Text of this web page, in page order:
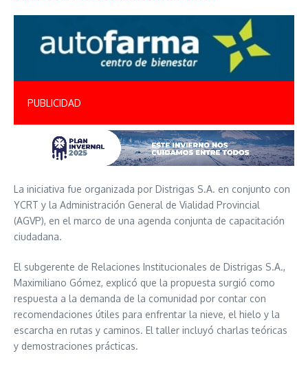
PUBLICIDAD
La iniciativa fue organizada por Distrigas S.A. en conjunto con
YCRT y la Administración General de Vialidad Provincial
(AGVP), en el marco de una agenda conjunta de capacitación
ciudadana.
El subgerente de Relaciones Institucionales de Distrigas S.A.,
Maximiliano Gómez, explicó que la propuesta surgió como
respuesta a la demanda de la comunidad por contar con
recomendaciones útiles para enfrentar la nieve, el hielo y la
escarcha en rutas y caminos. El taller incluyó charlas teóricas
y demostraciones prácticas.